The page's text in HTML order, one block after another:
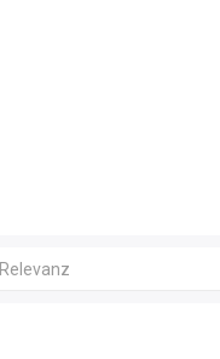
Relevanz